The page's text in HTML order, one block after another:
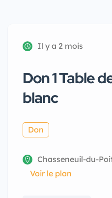
Il y a 2 mois
Don 1 Table
blanc
Don
Chasseneuil-du-
Voir le plan